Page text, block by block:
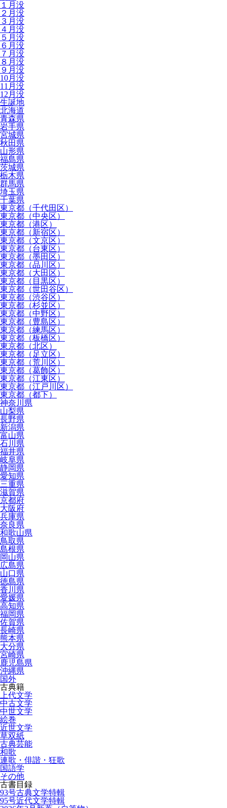
１月没
２月没
３月没
４月没
５月没
６月没
７月没
８月没
９月没
10月没
11月没
12月没
生誕地
北海道
青森県
岩手県
宮城県
秋田県
山形県
福島県
茨城県
栃木県
群馬県
埼玉県
千葉県
東京都（千代田区）
東京都（中央区）
東京都（港区）
東京都（新宿区）
東京都（文京区）
東京都（台東区）
東京都（墨田区）
東京都（品川区）
東京都（大田区）
東京都（目黒区）
東京都（世田谷区）
東京都（渋谷区）
東京都（杉並区）
東京都（中野区）
東京都（豊島区）
東京都（練馬区）
東京都（板橋区）
東京都（北区）
東京都（足立区）
東京都（荒川区）
東京都（葛飾区）
東京都（江東区）
東京都（江戸川区）
東京都（都下）
神奈川県
山梨県
長野県
新潟県
富山県
石川県
福井県
岐阜県
静岡県
愛知県
三重県
滋賀県
京都府
大阪府
兵庫県
奈良県
和歌山県
鳥取県
島根県
岡山県
広島県
山口県
徳島県
香川県
愛媛県
高知県
福岡県
佐賀県
長崎県
熊本県
大分県
宮崎県
鹿児島県
沖縄県
国外
古典籍
上代文学
中古文学
中世文学
絵巻
近世文学
草双紙
古典芸能
和歌
連歌・俳諧・狂歌
国語学
その他
古書目録
93号古典文学特輯
95号近代文学特輯